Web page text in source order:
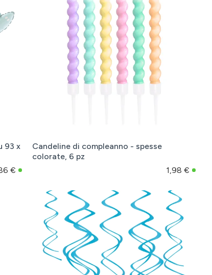
93 x
€
Candeline di compleanno - spesse
colorate, 6 pz
1,98 €